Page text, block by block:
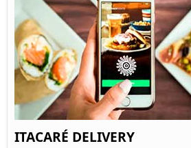
ITACARÉ DELIVERY